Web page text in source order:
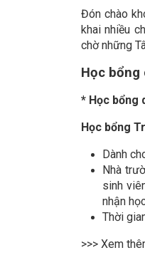
Đón chào
khai nhiều
chờ những
Học bổng
* Học bổng
Học bổng
Dành
Nhà
sinh
nhận
Thời
>>> Xem